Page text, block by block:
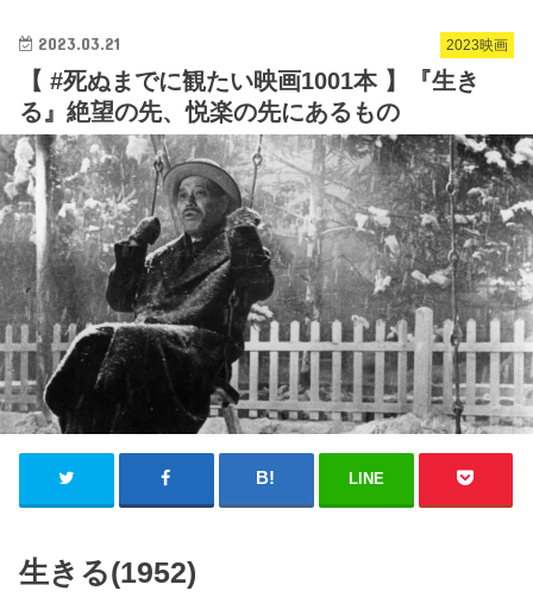
2023映画
2023.03.21
【 #死ぬまでに観たい映画1001本 】『生き
る』絶望の先、悦楽の先にあるもの
LINE
生きる(1952)